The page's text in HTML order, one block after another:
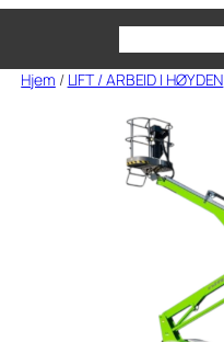
Hjem / LIFT / ARBEID I HØYDEN